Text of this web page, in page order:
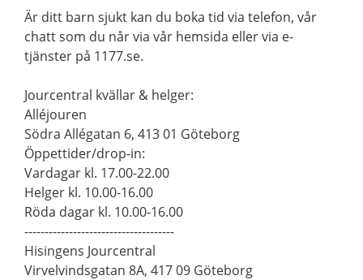
Är ditt barn sjukt kan du boka tid via telefon, vår
chatt som du når via vår hemsida eller via e-
tjänster på 1177.se.
Jourcentral kvällar & helger:
Alléjouren
Södra Allégatan 6, 413 01 Göteborg
Öppettider/drop-in:
Vardagar kl. 17.00-22.00
Helger kl. 10.00-16.00
Röda dagar kl. 10.00-16.00
-------------------------------------
Hisingens Jourcentral
Virvelvindsgatan 8A, 417 09 Göteborg